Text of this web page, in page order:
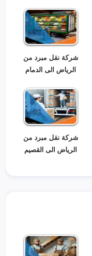
شركة نقل مبرد من
الرياض الى الدمام
شركة نقل مبرد من
الرياض الى القصيم